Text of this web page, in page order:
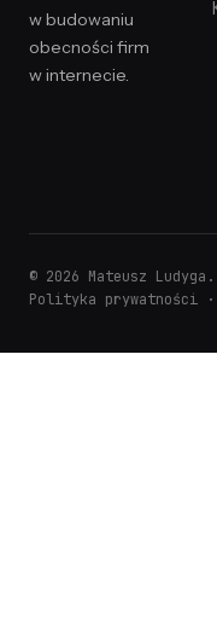
w budowaniu
obecności firm
w internecie.
© 2026 Mateusz
Polityka prywatności ·